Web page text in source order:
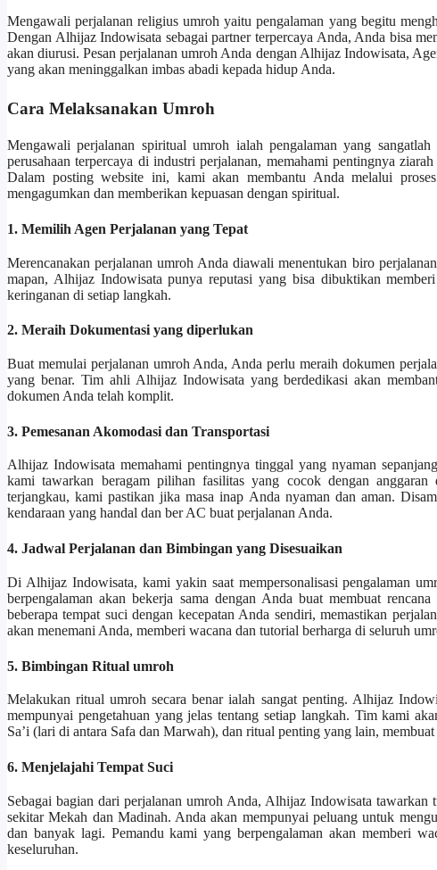
Mengawali perjalanan religius umroh yaitu pengalaman yang begitu
Dengan Alhijaz Indowisata sebagai partner terpercaya Anda, Anda bisa
akan diurusi. Pesan perjalanan umroh Anda dengan Alhijaz Indowisata,
yang akan meninggalkan imbas abadi kepada hidup Anda.
Cara Melaksanakan Umroh
Mengawali perjalanan spiritual umroh ialah pengalaman yang
perusahaan terpercaya di industri perjalanan, memahami pentingnya
Dalam posting website ini, kami akan membantu Anda melalui
mengagumkan dan memberikan kepuasan dengan spiritual.
1. Memilih Agen Perjalanan yang Tepat
Merencanakan perjalanan umroh Anda diawali menentukan biro
mapan, Alhijaz Indowisata punya reputasi yang bisa dibuktikan
keringanan di setiap langkah.
2. Meraih Dokumentasi yang diperlukan
Buat memulai perjalanan umroh Anda, Anda perlu meraih dokumen
yang benar. Tim ahli Alhijaz Indowisata yang berdedikasi akan
dokumen Anda telah komplit.
3. Pemesanan Akomodasi dan Transportasi
Alhijaz Indowisata memahami pentingnya tinggal yang nyaman
kami tawarkan beragam pilihan fasilitas yang cocok dengan
terjangkau, kami pastikan jika masa inap Anda nyaman dan aman.
kendaraan yang handal dan ber AC buat perjalanan Anda.
4. Jadwal Perjalanan dan Bimbingan yang Disesuaikan
Di Alhijaz Indowisata, kami yakin saat mempersonalisasi pengalaman
berpengalaman akan bekerja sama dengan Anda buat membuat
beberapa tempat suci dengan kecepatan Anda sendiri, memastikan
akan menemani Anda, memberi wacana dan tutorial berharga di seluruh
5. Bimbingan Ritual umroh
Melakukan ritual umroh secara benar ialah sangat penting. Alhijaz
mempunyai pengetahuan yang jelas tentang setiap langkah. Tim kami
Sa’i (lari di antara Safa dan Marwah), dan ritual penting yang lain,
6. Menjelajahi Tempat Suci
Sebagai bagian dari perjalanan umroh Anda, Alhijaz Indowisata
sekitar Mekah dan Madinah. Anda akan mempunyai peluang untuk
dan banyak lagi. Pemandu kami yang berpengalaman akan memberi
keseluruhan.